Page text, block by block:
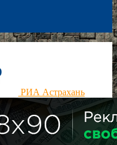
РИА Астрахань